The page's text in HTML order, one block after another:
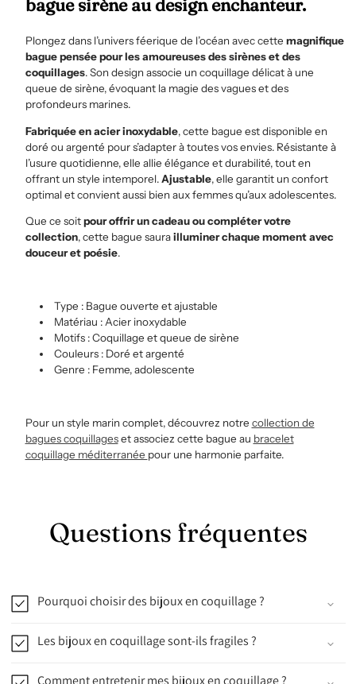
bague sirène au design enchanteur.
Plongez dans l’univers féerique de l’océan avec cette magnifique
bague pensée pour les amoureuses des sirènes et des
coquillages. Son design associe un coquillage délicat à une
queue de sirène, évoquant la magie des vagues et des
profondeurs marines.
Fabriquée en acier inoxydable, cette bague est disponible en
doré ou argenté pour s’adapter à toutes vos envies. Résistante à
l’usure quotidienne, elle allie élégance et durabilité, tout en
offrant un style intemporel.Ajustable, elle garantit un confort
optimal et convient aussi bien aux femmes qu’aux adolescentes.
Que ce soitpour offrir un cadeau ou compléter votre
collection, cette bague saurailluminer chaque moment avec
douceur et poésie.
Type : Bague ouverte et ajustable
Matériau : Acier inoxydable
Motifs : Coquillage et queue de sirène
Couleurs : Doré et argenté
Genre : Femme, adolescente
Pour un style marin complet, découvrez notre collection de
bagues coquillageset associez cette bague au bracelet
coquillage méditerranée pour une harmonie parfaite.
Questions fréquentes
Pourquoi choisir des bijoux en coquillage ?
Les bijoux en coquillage sont-ils fragiles ?
Comment entretenir mes bijoux en coquillage ?